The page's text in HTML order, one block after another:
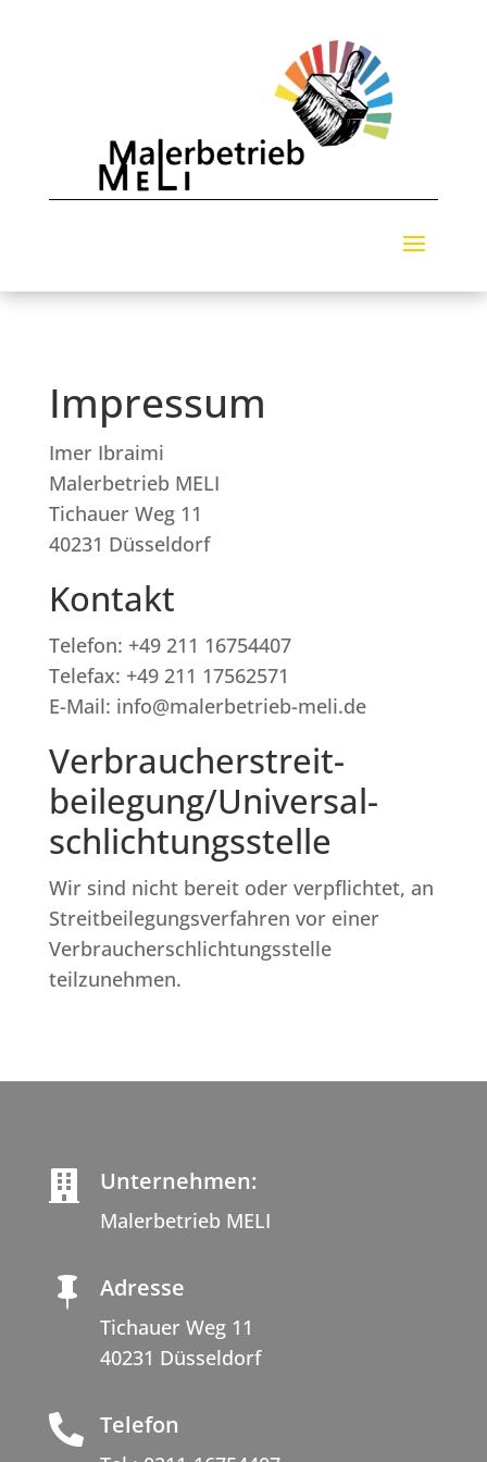
Impressum
Imer Ibraimi
Malerbetrieb MELI
Tichauer Weg 11
40231 Düsseldorf
Kontakt
Telefon: +49 211 16754407
Telefax: +49 211 17562571
E-Mail: info@malerbetrieb-meli.de
Verbraucher­streit­
beilegung/Universal­
schlichtungs­stelle
Wir sind nicht bereit oder verpflichtet, an
Streitbeilegungsverfahren vor einer
Verbraucherschlichtungsstelle
teilzunehmen.
 Unternehmen:
Malerbetrieb MELI
 Adresse
Tichauer Weg 11
40231 Düsseldorf
 Telefon